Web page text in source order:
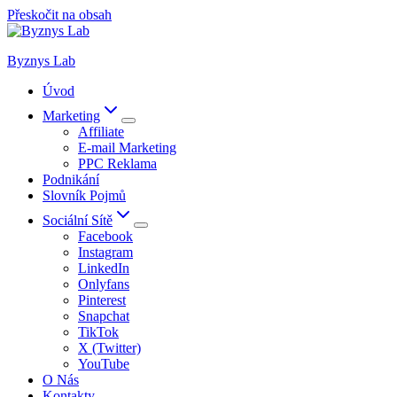
Přeskočit na obsah
Byznys Lab
Úvod
Marketing
Affiliate
E-mail Marketing
PPC Reklama
Podnikání
Slovník Pojmů
Sociální Sítě
Facebook
Instagram
LinkedIn
Onlyfans
Pinterest
Snapchat
TikTok
X (Twitter)
YouTube
O Nás